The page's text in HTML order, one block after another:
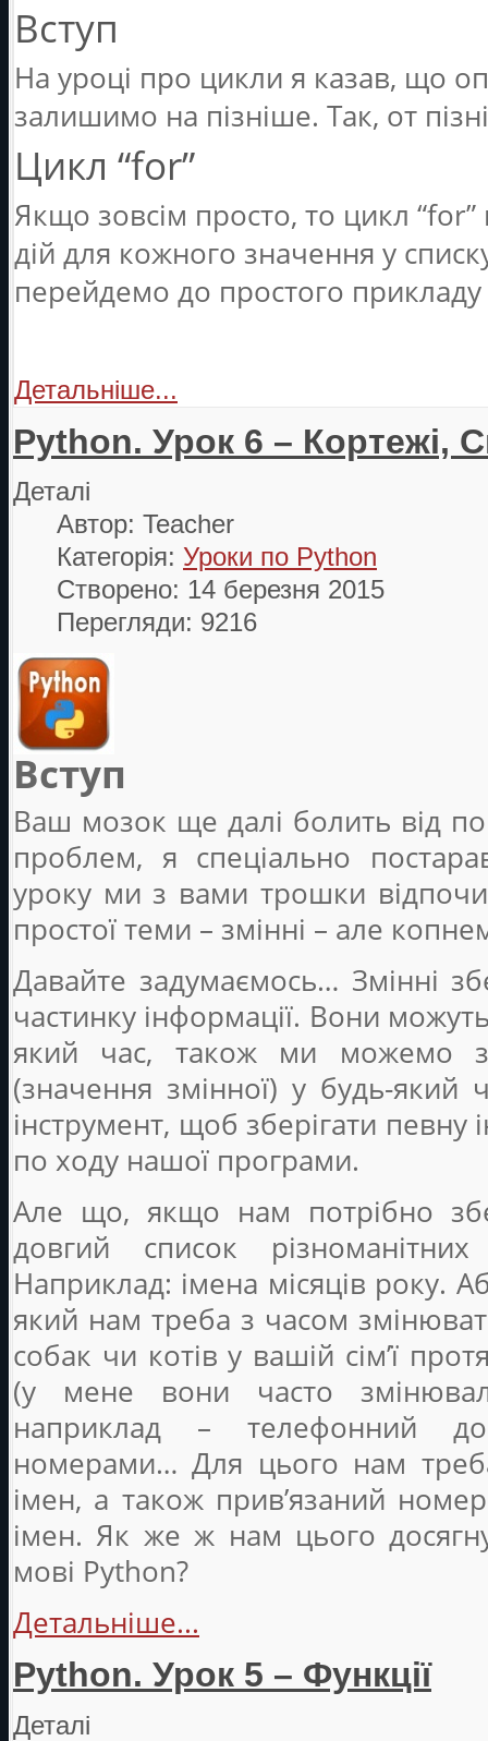
Вступ
На уроці про цикли я казав, що
залишимо на пізніше. Так, от
Цикл “for”
Якщо зовсім просто, то цикл
дій для кожного значення у
перейдемо до простого прикладу
Детальніше...
Python. Урок 6 – Кортежі,
Деталі
Автор: Teacher
Категорія: Уроки по Python
Створено: 14 березня 2015
Перегляди: 9216
Вступ
Ваш мозок ще далі болить від
проблем, я спеціально
уроку ми з вами трошки
простої теми – змінні – але
Давайте задумаємось… Змінні
частинку інформації. Вони
який час, також ми можемо
(значення змінної) у будь-який
інструмент, щоб зберігати певну
по ходу нашої програми.
Але що, якщо нам потрібно
довгий список різноманітних
Наприклад: імена місяців року.
який нам треба з часом
собак чи котів у вашій сім’ї
(у мене вони часто
наприклад – телефонний
номерами… Для цього нам
імен, а також прив’язаний
імен. Як же ж нам цього
мові Python?
Детальніше...
Python. Урок 5 – Функції
Деталі